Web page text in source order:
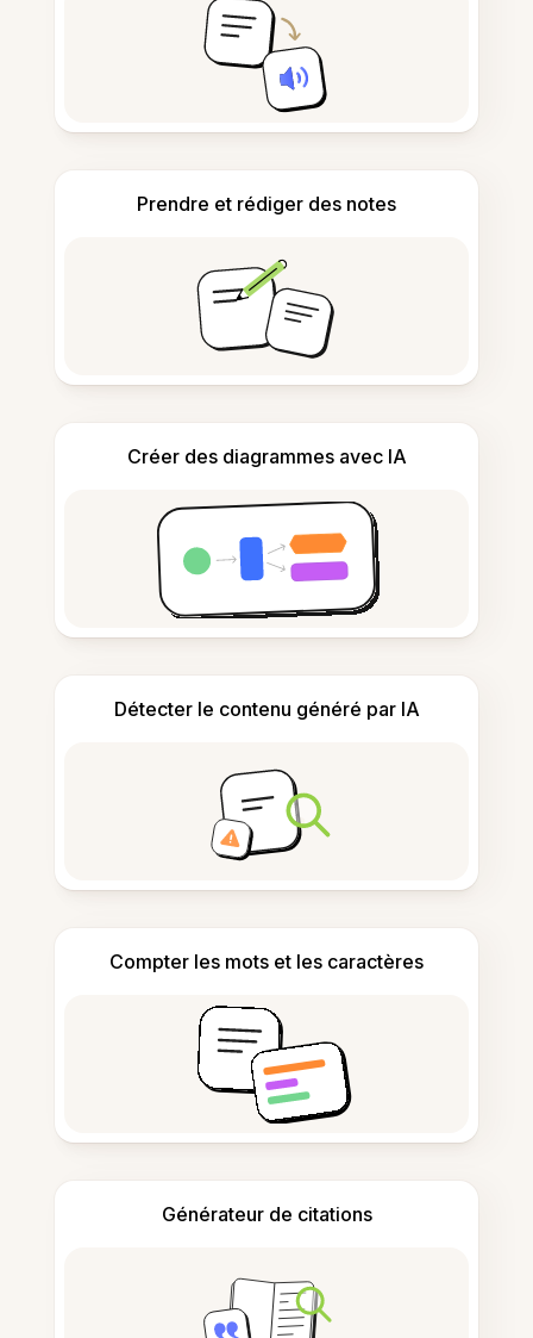
Prendre et rédiger des notes
Créer des diagrammes avec IA
Détecter le contenu généré par IA
Compter les mots et les caractères
Générateur de citations